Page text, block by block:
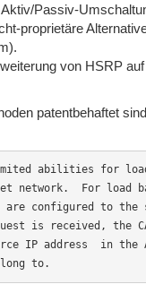
Passiv-
proprietäre
von HSRP
patentbehaftet
abilities for load
network.  For load
configured to the
is received, the
IP address  in the
to.